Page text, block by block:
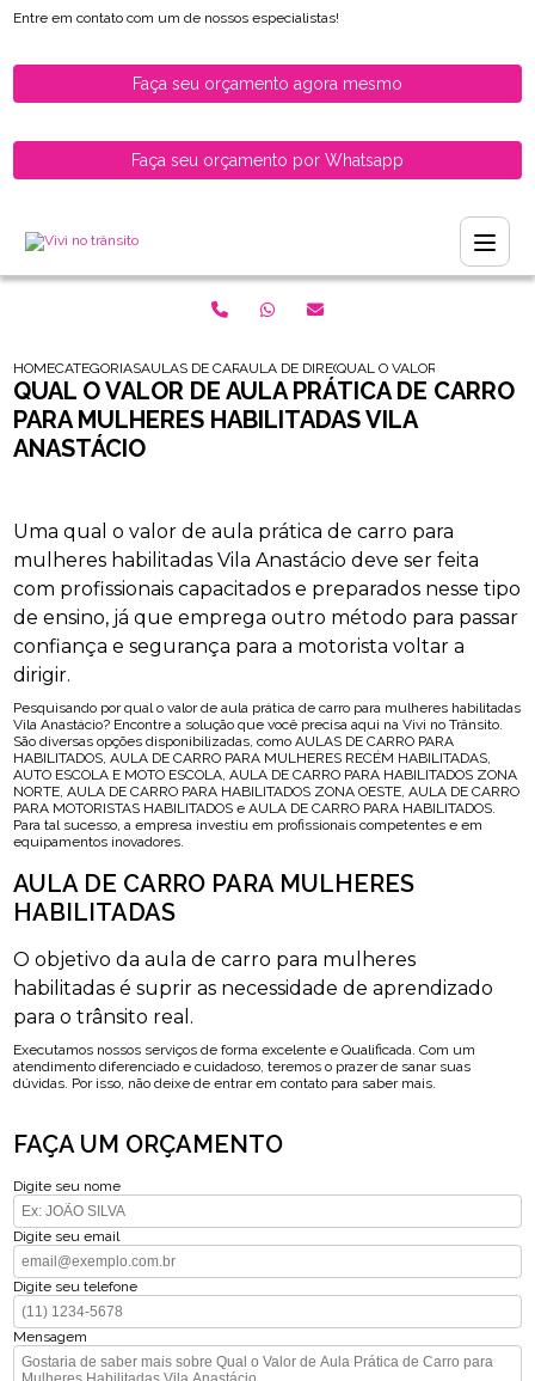
Entre em contato com um de nossos especialistas!
Faça seu orçamento agora mesmo
Faça seu orçamento por Whatsapp
HOMECATEGORIASAULAS DE CARRO PARA HABILITADOS
AULA DE DIRECAO DE CARRO PARA
QUAL O VALOR DE AULA
QUAL O VALOR DE AULA PRÁTICA DE CARRO
PARA MULHERES HABILITADAS VILA
ANASTÁCIO
Uma qual o valor de aula prática de carro para
mulheres habilitadas Vila Anastácio deve ser feita
com profissionais capacitados e preparados nesse tipo
de ensino, já que emprega outro método para passar
confiança e segurança para a motorista voltar a
dirigir.
Pesquisando por qual o valor de aula prática de carro para mulheres habilitadas
Vila Anastácio? Encontre a solução que você precisa aqui na Vivi no Trânsito.
São diversas opções disponibilizadas, como AULAS DE CARRO PARA
HABILITADOS, AULA DE CARRO PARA MULHERES RECÉM HABILITADAS,
AUTO ESCOLA E MOTO ESCOLA, AULA DE CARRO PARA HABILITADOS ZONA
NORTE, AULA DE CARRO PARA HABILITADOS ZONA OESTE, AULA DE CARRO
PARA MOTORISTAS HABILITADOS e AULA DE CARRO PARA HABILITADOS.
Para tal sucesso, a empresa investiu em profissionais competentes e em
equipamentos inovadores.
AULA DE CARRO PARA MULHERES
HABILITADAS
O objetivo da aula de carro para mulheres
habilitadas é suprir as necessidade de aprendizado
para o trânsito real.
Executamos nossos serviços de forma excelente e Qualificada. Com um
atendimento diferenciado e cuidadoso, teremos o prazer de sanar suas
dúvidas. Por isso, não deixe de entrar em contato para saber mais.
FAÇA UM ORÇAMENTO
Digite seu nome
Digite seu email
Digite seu telefone
Mensagem